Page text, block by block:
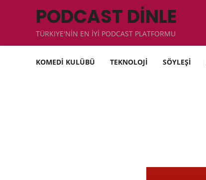
PODCAST DİNLE
TÜRKIYE'NİN EN İYİ PODCAST PLATFORMU
KOMEDİ KULÜBÜ TEKNOLOJİ SÖYLEŞİ